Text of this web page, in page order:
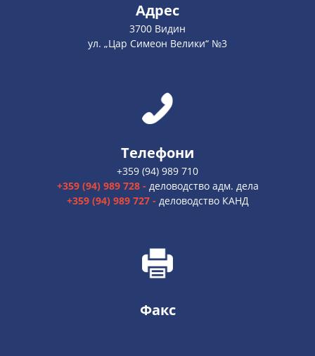
Адрес
3700 Видин
ул. „Цар Симеон Велики“ №3
Телефони
+359 (94) 989 710
+359 (94) 989 728 - деловодство адм. дела
+359 (94) 989 727 - деловодство КАНД
Факс